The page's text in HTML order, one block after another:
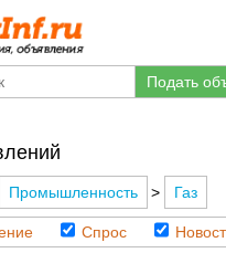
Подать
Промышленность > Газ
Спрос